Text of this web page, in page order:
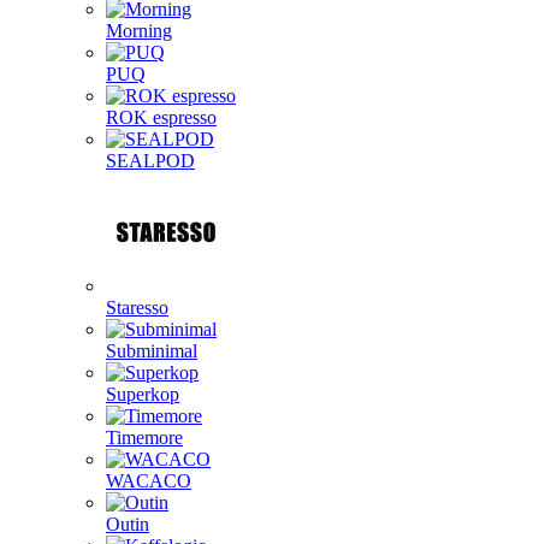
Morning
PUQ
ROK espresso
SEALPOD
Staresso
Subminimal
Superkop
Timemore
WACACO
Outin